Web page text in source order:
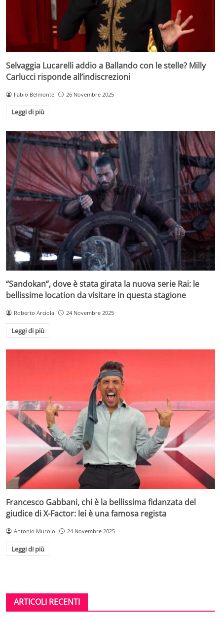
Selvaggia Lucarelli addio a Ballando con le stelle? Milly
Carlucci risponde all’indiscrezioni
Fabio Belmonte 26 Novembre 2025
Leggi di più
“Sandokan”, dove è stata girata la nuova serie Rai: le
bellissime location da visitare in questa stagione
Roberto Arciola 24 Novembre 2025
Leggi di più
Francesco Gabbani, chi è la bellissima fidanzata del
giudice di X-Factor: lei è una famosa regista
Antonio Murolo 24 Novembre 2025
Leggi di più
ARTICOLI RECENTI